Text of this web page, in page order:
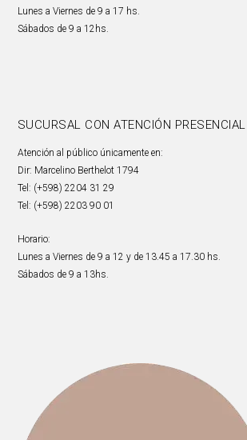
Lunes a Viernes de 9 a 17 hs.
Sábados de 9 a 12hs.
SUCURSAL CON ATENCIÓN PRESENCIAL
Atención al público únicamente en:
Dir: Marcelino Berthelot 1794
Tel: (+598) 2204 31 29
Tel: (+598) 2203 90 01
Horario:
Lunes a Viernes de 9 a 12 y de 13.45 a 17.30 hs.
Sábados de 9 a 13hs.